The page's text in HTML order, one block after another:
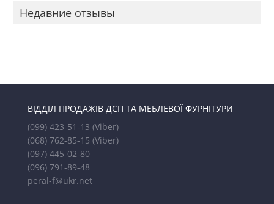
Недавние отзывы
ВІДДІЛ ПРОДАЖІВ ДСП ТА МЕБЛЕВОЇ ФУРНІТУРИ
(099) 423-51-13 (Viber)
(068) 762-85-15 (Viber)
(097) 445-02-80
(096) 791-89-48
peral-f@ukr.net